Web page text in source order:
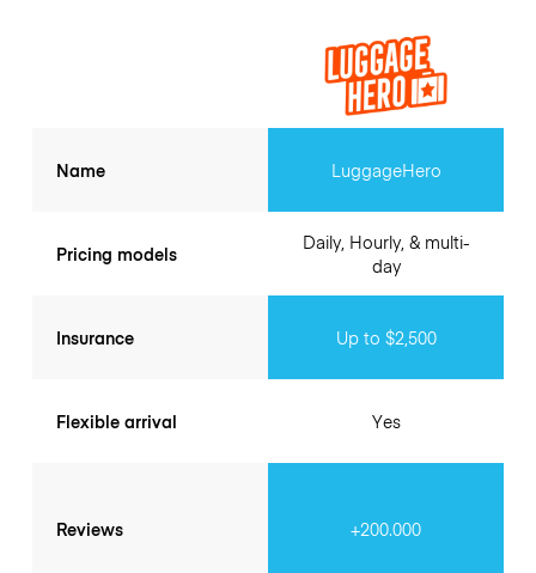
Name
Pricing models
Insurance
Flexible arrival
Reviews
LuggageHero
Daily, Hourly, & multi-
day
Up to $2,500
Yes
+200.000